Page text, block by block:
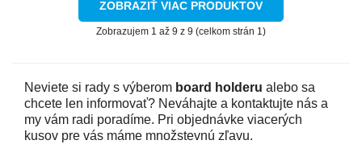
ZOBRAZIŤ VIAC PRODUKTOV
Zobrazujem 1 až 9 z 9 (celkom strán 1)
Neviete si rady s výberom board holderu alebo sa
chcete len informovať? Neváhajte a kontaktujte nás a
my vám radi poradíme. Pri objednávke viacerých
kusov pre vás máme množstevnú zľavu.